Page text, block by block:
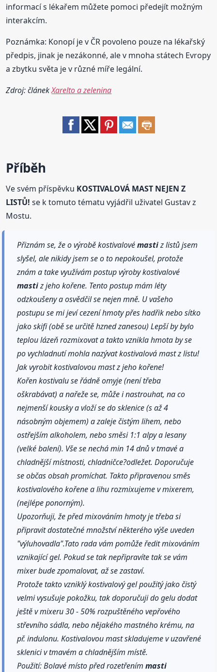
informací s lékařem můžete pomoci předejít možným
interakcím.
Poznámka: Konopí je v ČR povoleno pouze na lékařský
předpis, jinak je nezákonné, ale v mnoha státech Evropy
a zbytku světa je v různé míře legální.
Zdroj: článekXarelto a zelenina
Příběh
Ve svém příspěvku KOSTIVALOVÁ MAST NEJEN Z
LISTŮ! se k tomuto tématu vyjádřil uživatel Gustav z
Mostu.
Přiznám se, že o výrobě kostivalovémastiz listů jsem
slyšel, ale nikidy jsem se o to nepokoušel, protože
znám a take využívám postup výroby kostivalové
mastiz jeho kořene. Tento postup mám léty
odzkoušeny a osvědčil se nejen mně. U vašeho
postupu se mi jeví cezení hmoty přes hadřik nebo sítko
jako skifi (obě se určitě hzned zanesou) Lepší by bylo
teplou lázeň rozmixovat a takto vznikla hmota by se
po vychladnutí mohla nazývat kostivalová mast z listu!
Jak vyrobit kostivalovou mast z jeho kořene!
Kořen kostivalu se řádně omyje (není třeba
oškrabávat) a nařeže se, může i nastrouhat, na co
nejmenší kousky a vloží se do sklenice (s až 4
násobným objemem) a zaleje čistým lihem, nebo
ostřejším alkoholem, nebo směsi 1:1 alpy a lesany
(velké balení). Vše se nechá min 14 dnů v tmavé a
chladnější místnosti, chladničce?odležet. Doporučuje
se občas obsah promíchat. Takto připravenou směs
kostivalového kořene a lihu rozmixujeme v mixerem,
(nejlépe ponorným).
Upozorňuji, že před mixováním hmoty je třeba si
připravit dostatečné množství některého výše uveden
"výluhovadla".Tato rada vám pomůže ředit mixováním
vznikající gel. Pokud se tak nepřipravíte tak se vám
mixer bude zpomalovat, až se zastaví.
Protože takto vzniklý kostivalový gel použitý jako čistý
velmi vysušuje pokožku, tak doporučuji do gelu dodat
ještě v mixeru 30 - 50% rozpuštěného vepřového
střevního sádla, nebo nějakého mastného krému, na
př. indulonu. Kostivalovou mast skladujeme v uzavřené
sklenici v tmavém a chladnějším místě.
Použití: Bolavé místo před rozetřenímmasti